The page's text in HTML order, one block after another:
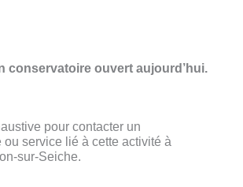
conservatoire ouvert aujourd’hui.
pour contacter un
ou service lié à cette activité à
sur-Seiche.